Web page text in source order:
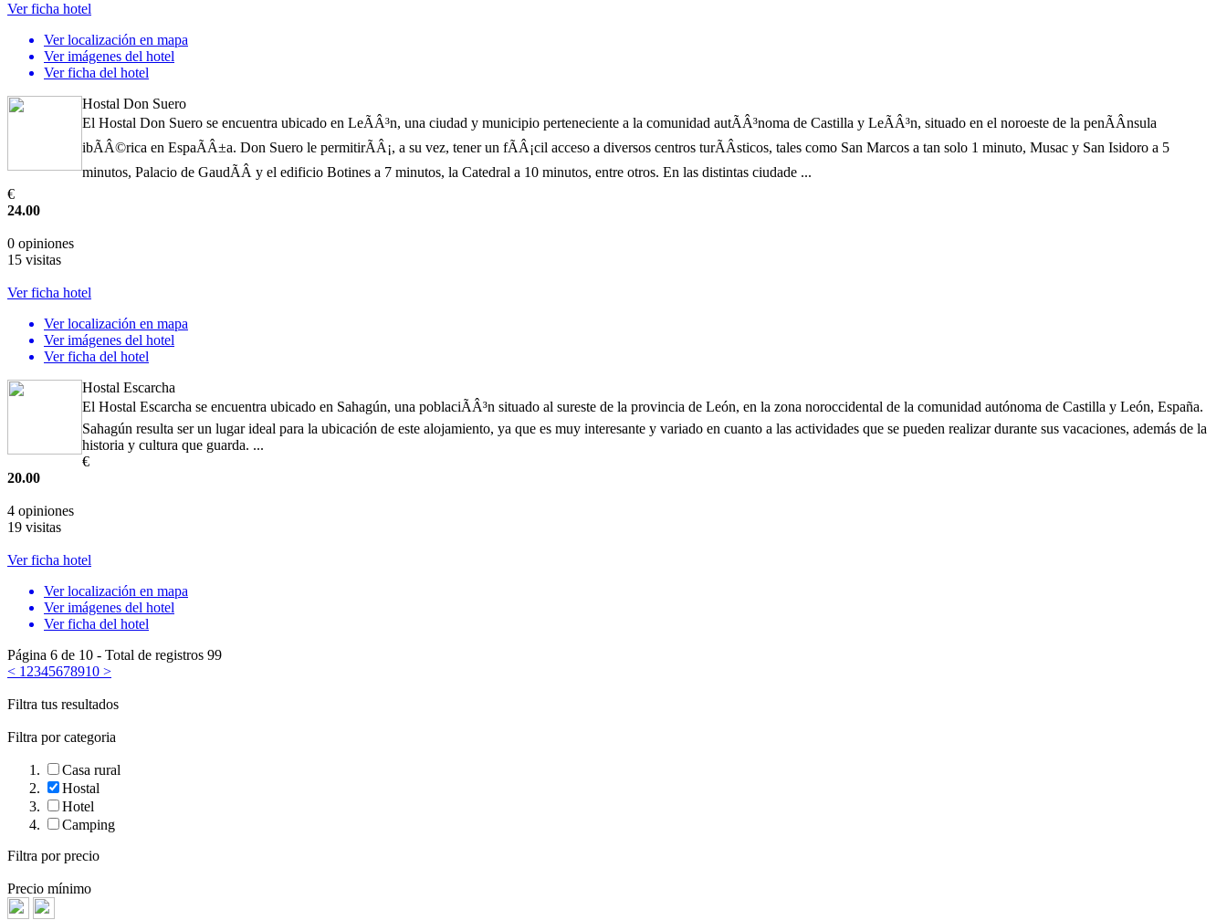
Ver ficha hotel
Ver localización en mapa
Ver imágenes del hotel
Ver ficha del hotel
Hostal Don Suero
El Hostal Don Suero se encuentra ubicado en LeÃÂ³n, una ciudad y municipio perteneciente a la comunidad autÃÂ³noma de Castilla y LeÃÂ³n, situado en el noroeste de la penÃÂ­nsula
ibÃÂ©rica en EspaÃÂ±a. Don Suero le permitirÃÂ¡, a su vez, tener un fÃÂ¡cil acceso a diversos centros turÃÂ­sticos, tales como San Marcos a tan solo 1 minuto, Musac y San Isidoro a 5
minutos, Palacio de GaudÃÂ­ y el edificio Botines a 7 minutos, la Catedral a 10 minutos, entre otros. En las distintas ciudade ...
€
24.00
0 opiniones
15 visitas
Ver ficha hotel
Ver localización en mapa
Ver imágenes del hotel
Ver ficha del hotel
Hostal Escarcha
El Hostal Escarcha se encuentra ubicado en Sahagún, una poblaciÃÂ³n situado al sureste de la provincia de León, en la zona noroccidental de la comunidad autónoma de Castilla y León, España.
Sahagún resulta ser un lugar ideal para la ubicación de este alojamiento, ya que es muy interesante y variado en cuanto a las actividades que se pueden realizar durante sus vacaciones, además de la
historia y cultura que guarda. ...
€
20.00
4 opiniones
19 visitas
Ver ficha hotel
Ver localización en mapa
Ver imágenes del hotel
Ver ficha del hotel
Página 6 de 10 - Total de registros 99
< 1 2345678910 >
Filtra tus resultados
Filtra por categoria
Casa rural
Hostal
Hotel
Camping
Filtra por precio
Precio mínimo